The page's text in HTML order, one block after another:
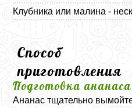
Клубника или малина -
Способ
приготовления
Подготовка ананаса
Ананас тщательно